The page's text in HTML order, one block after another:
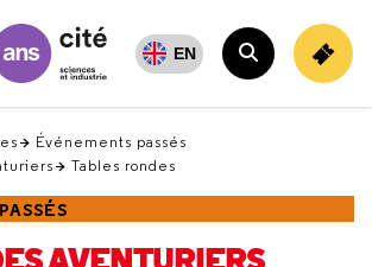
EN
Rechercher
Événements passés
Tables rondes